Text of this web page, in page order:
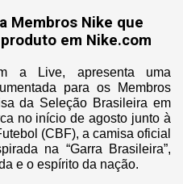
Membros Nike que
em Nike.com
a Live, apresenta uma
para os Membros
da Seleção Brasileira em
no início de agosto junto à
(CBF), a camisa oficial
na “Garra Brasileira”,
e o espírito da nação.